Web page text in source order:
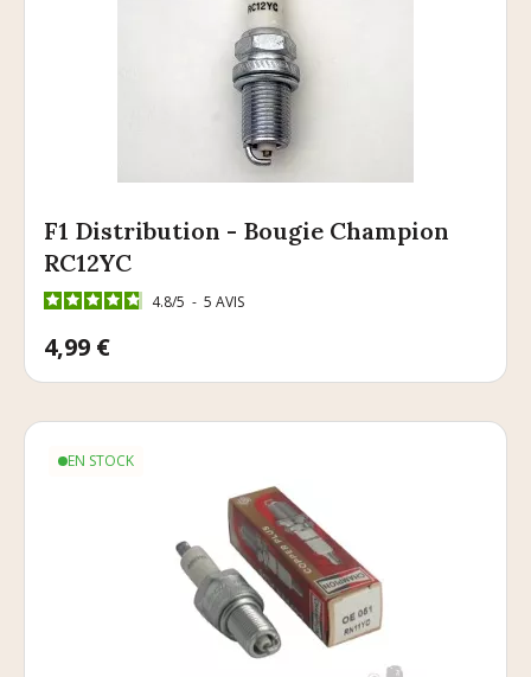
F1 Distribution - Bougie Champion
RC12YC
4.8/5 - 5 AVIS
Prix
4,99 €
EN STOCK